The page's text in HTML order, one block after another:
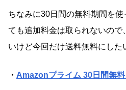
ちなみに30日間の無料期間を
ても追加料金は取られないので
いけど今回だけ送料無料にした
・ Amazonプライム 30日間無